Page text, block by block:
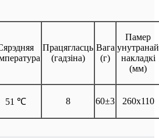
Працягласць
(гадзіна)
Вага
(г)
Памер
унутранай
накладкі
(мм)
51 ℃ 8 60±3 260х110